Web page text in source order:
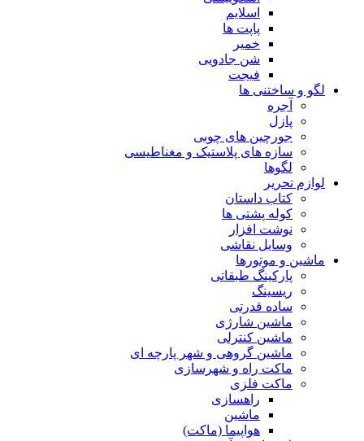
اسلایم
پاپت ها
خمیر
شن جادویی
فیجت
لگو و ساختنی ها
آجره
پازل
جورچین های چوبی
سازه های پلاستیک و مغناطیسی
لگوها
لوازم تحریر
کتاب داستان
کوله پشتی ها
نوشت افزار
وسایل نقاشی
ماشین و موتورها
پارکینگ طبقاتی
ریسینگ
ساده قدرتی
ماشین شارژی
ماشین کنترلی
ماشین گروهی و شهر پارچه ای
ماکت راه و شهرسازی
ماکت فلزی
راهسازی
ماشین
هواپیما (ماکت)